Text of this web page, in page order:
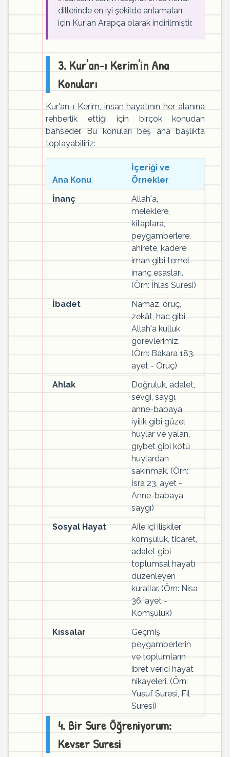
dillerinde en iyi şekilde anlamaları
için Kur'an Arapça olarak indirilmiştir.
3. Kur'an-ı Kerim'in Ana
Konuları
Kur'an-ı Kerim, insan hayatının her alanına
rehberlik ettiği için birçok konudan
bahseder. Bu konuları beş ana başlıkta
toplayabiliriz:
Ana Konu
İçeriği ve
Örnekler
İnanç
Allah'a,
meleklere,
kitaplara,
peygamberlere,
ahirete, kadere
iman gibi temel
inanç esasları.
(Örn: İhlas Suresi)
İbadet
Namaz, oruç,
zekât, hac gibi
Allah'a kulluk
görevlerimiz.
(Örn: Bakara 183.
ayet - Oruç)
Ahlak
Doğruluk, adalet,
sevgi, saygı,
anne-babaya
iyilik gibi güzel
huylar ve yalan,
gıybet gibi kötü
huylardan
sakınmak. (Örn:
İsra 23. ayet -
Anne-babaya
saygı)
Sosyal Hayat
Aile içi ilişkiler,
komşuluk, ticaret,
adalet gibi
toplumsal hayatı
düzenleyen
kurallar. (Örn: Nisa
36. ayet -
Komşuluk)
Kıssalar
Geçmiş
peygamberlerin
ve toplumların
ibret verici hayat
hikayeleri. (Örn:
Yusuf Suresi, Fil
Suresi)
4. Bir Sure Öğreniyorum:
Kevser Suresi